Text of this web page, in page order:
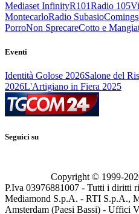
Mediaset InfinityR101Radio 105
MontecarloRadio Subasio
PorroNon SprecareCotto e
Eventi
Identità Golose 2026Salone del
2026L'Artigiano in Fiera 2025
Seguici su
Copyright © 1999-
P.Iva 03976881007 - Tutti i diritti
Mediamond S.p.A. - RTI S.p.A.,
Amsterdam (Paesi Bassi) - Uffici